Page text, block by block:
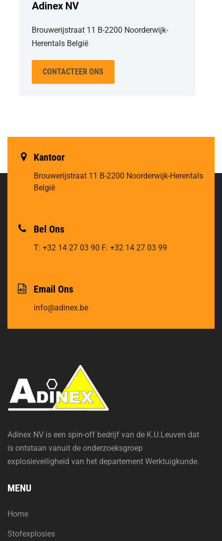
Adinex NV
Brouwerijstraat 11 B-2200 Noorderwijk-
Herentals België
CONTACTEER ONS
Kantoor
Brouwerijstraat 11 B-2200 Noorderwijk-Herentals
België
Bel Ons
T: +32 14 27 03 90 F: +32 14 27 03 99
Email Ons
info@adinex.be
Adinex NV is een spin-off bedrijf van de K.U.Leuven dat
is ontstaan vanuit de onderzoeksgroep
explosieveiligheid van het departement Werktuigkunde.
MENU
Home
Stofexplosies